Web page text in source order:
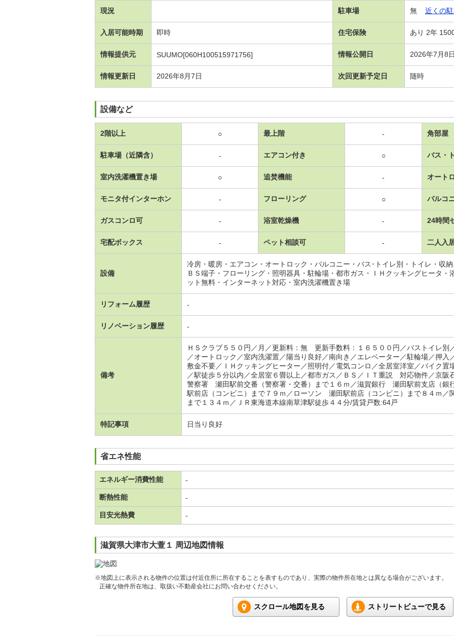
現況 駐車場 無 近くの
入居可能時期 即時 住宅保険 あり 2年
情報提供元 SUUMO[060H100515971756] 情報公開日 2026年7月8日
情報更新日 2026年8月7日 次回更新予定日 随時
設備など
2階以上 ○ 最上階 - 角部屋
駐車場（近隣含） - エアコン付き ○ バス・
室内洗濯機置き場 ○ 追焚機能 - オート
モニタ付インターホン - フローリング ○ バルコ
ガスコンロ可 - 浴室乾燥機 - 24時間
宅配ボックス - ペット相談可 - 二人入
設備
冷房・暖房・エアコン・オートロック・バルコニー・バス･トイレ別・トイレ・収
ＢＳ端子・フローリング・照明器具・駐輪場・都市ガス・ＩＨクッキングヒータ・
ット無料・インターネット対応・室内洗濯機置き場
リフォーム履歴 -
リノベーション履歴 -
備考
ＨＳクラブ５５０円／月／更新料：無 更新手数料：１６５００円／バストイレ別
／オートロック／室内洗濯置／陽当り良好／南向き／エレベーター／駐輪場／押入
敷金不要／ＩＨクッキングヒーター／照明付／電気コンロ／全居室洋室／バイク置
／駅徒歩５分以内／全居室６畳以上／都市ガス／ＢＳ／ＩＴ重説 対応物件／京阪
警察署 瀬田駅前交番（警察署・交番）まで１６ｍ／滋賀銀行 瀬田駅前支店（銀
駅前店（コンビニ）まで７９ｍ／ローソン 瀬田駅前店（コンビニ）まで８４ｍ／
まで１３４ｍ／ＪＲ東海道本線南草津駅徒歩４４分/賃貸戸数:64戸
特記事項 日当り良好
省エネ性能
エネルギー消費性能 -
断熱性能 -
目安光熱費 -
滋賀県大津市大萱１ 周辺地図情報
※地図上に表示される物件の位置は付近住所に所在することを表すものであり、実際の物件所在地とは異なる場合がございます。
正確な物件所在地は、取扱い不動産会社にお問い合わせください。
スクロール地図を見る ストリートビューで見る